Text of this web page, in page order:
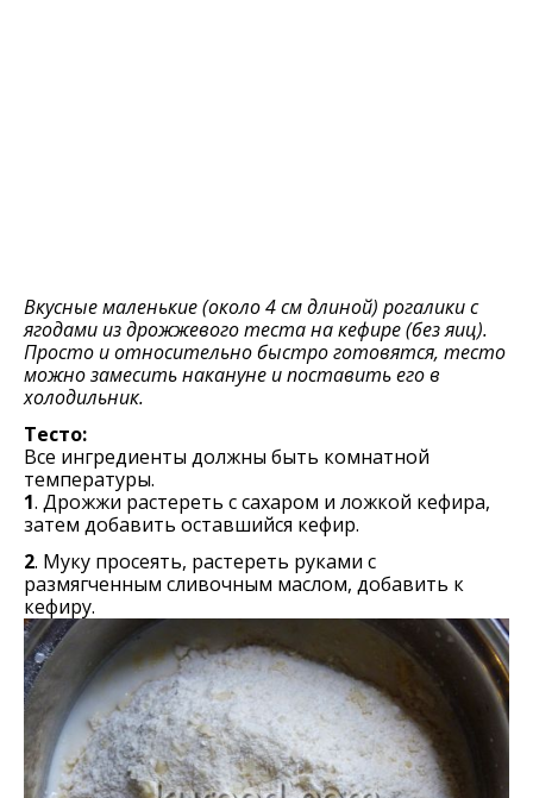
Вкусные маленькие (около 4 см длиной) рогалики с
ягодами из дрожжевого теста на кефире (без яиц).
Просто и относительно быстро готовятся, тесто
можно замесить накануне и поставить его в
холодильник.
Тесто:
Все ингредиенты должны быть комнатной
температуры.
1. Дрожжи растереть с сахаром и ложкой кефира,
затем добавить оставшийся кефир.
2. Муку просеять, растереть руками с
размягченным сливочным маслом, добавить к
кефиру.